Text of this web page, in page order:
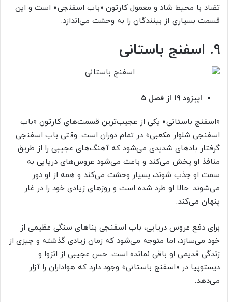
تضاد با محیط شاد و معمول کارتون «باب اسفنجی» است و این
قسمت بسیاری از بینندگان را به وحشت می‌اندازد.
۹. اسفنج باستانی
اپیزود ۱۹ از فصل ۵
«اسفنج باستانی» یکی از عجیب‌ترین قسمت‌های کارتون «باب
اسفنجی شلوار مکعبی» در تمام دوران است. وقتی باب اسفنجی
گرفتار بادهای شدیدی می‌شود که آهنگ‌های عجیبی را از طریق
منافذ او پخش می‌کند و باعث می‌شود عروس‌های دریایی به
سمت او جذب شوند، بسیار وحشت می‌کند و همه از او دور
می‌شوند. حالا او طرد شده است و روزهای زیادی خود را در غار
پنهان می‌کند.
برای دفع عروس دریایی، باب اسفنجی بناهای سنگی عظیمی از
خود می‌سازد، اما متوجه می‌شود که زمان زیادی گذشته و چیزی از
زندگی قدیمی او باقی نمانده است. حس عجیبی از انزوا و
دیستوپیا در «اسفنج باستانی» وجود دارد که هواداران را آزار
می‌دهد.